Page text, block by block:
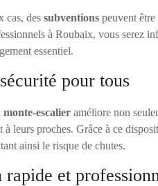
cas, des subventions peuvent
à Roubaix, vous serez
essentiel.
pour tous
monte-escalier améliore non
à leurs proches. Grâce à ce
ainsi le risque de chutes.
et